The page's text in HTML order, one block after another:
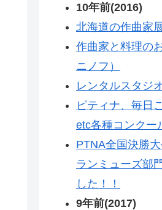
10年前(2016)
北海道の作曲家
作曲家と料理の
ニノフ）
レンタルスタジ
ピティナ、毎日
etc各種コンクー
PTNA全国決勝
ランミューズ部
した！！
9年前(2017)